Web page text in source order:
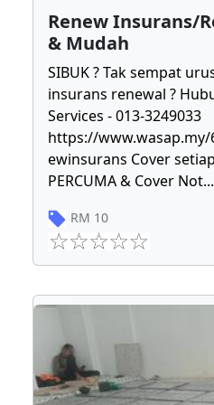
Renew Insurans/
& Mudah
SIBUK ? Tak sempat
insurans renewal ?
Services - 013-3249033
https://www.wasap.my/
ewinsurans Cover
PERCUMA & Cover Not...
RM 10